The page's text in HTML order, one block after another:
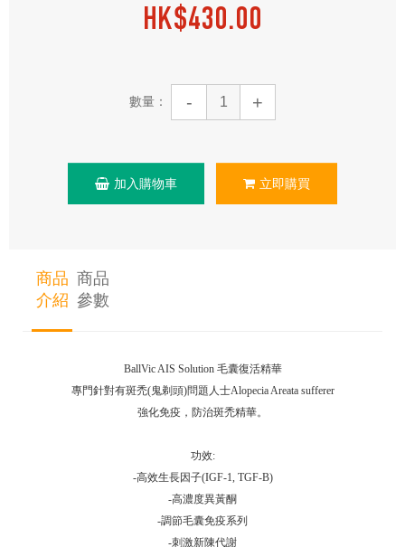
HK$430.00
數量： - +
加入購物車 立即購買
商品
介紹
商品
參數
BallVic AIS Solution 毛囊復活精華
專門針對有斑禿(鬼剃頭)問題人士Alopecia Areata sufferer
強化免疫，防治斑禿精華。
功效:
-高效生長因子(IGF-1, TGF-B)
-高濃度異黃酮
-調節毛囊免疫系列
-刺激新陳代謝